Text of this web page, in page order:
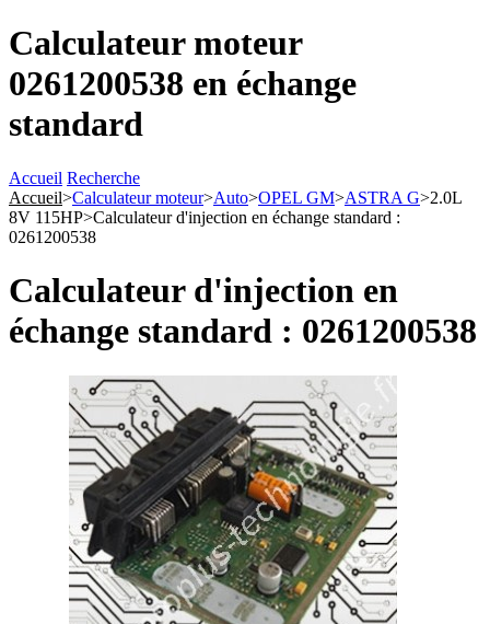
Calculateur moteur
0261200538 en échange
standard
Accueil Recherche
Accueil>Calculateur moteur>Auto>OPEL GM>ASTRA G>2.0L
8V 115HP>Calculateur d'injection en échange standard :
0261200538
Calculateur d'injection en
échange standard : 0261200538